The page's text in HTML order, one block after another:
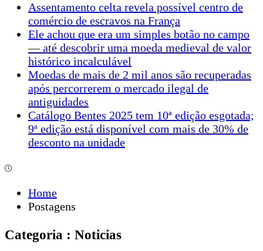
Assentamento celta revela possível centro de
comércio de escravos na França
Ele achou que era um simples botão no campo
— até descobrir uma moeda medieval de valor
histórico incalculável
Moedas de mais de 2 mil anos são recuperadas
após percorrerem o mercado ilegal de
antiguidades
Catálogo Bentes 2025 tem 10ª edição esgotada;
9ª edição está disponível com mais de 30% de
desconto na unidade
Home
Postagens
Categoria : Noticias